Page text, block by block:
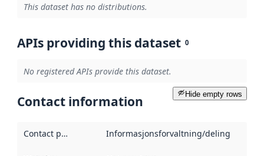
This dataset has no distributions.
APIs providing this dataset 0
No registered APIs provide this dataset.
Hide empty rows
Contact information
Contact point Informasjonsforvaltning/deling